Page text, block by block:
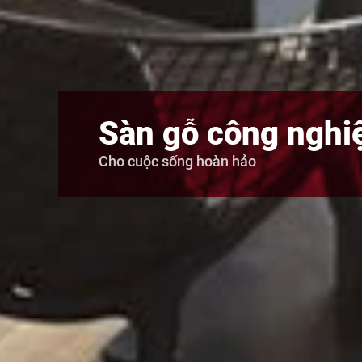
Sàn gỗ công
Cho cuộc sống hoàn hảo